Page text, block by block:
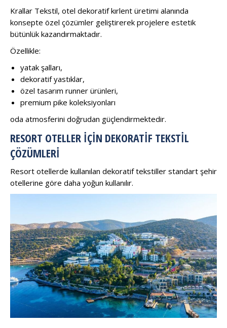
Krallar Tekstil, otel dekoratif kırlent üretimi alanında
konsepte özel çözümler geliştirerek projelere estetik
bütünlük kazandırmaktadır.
Özellikle:
yatak şalları,
dekoratif yastıklar,
özel tasarım runner ürünleri,
premium pike koleksiyonları
oda atmosferini doğrudan güçlendirmektedir.
RESORT OTELLER İÇIN DEKORATIF TEKSTIL
ÇÖZÜMLERI
Resort otellerde kullanılan dekoratif tekstiller standart şehir
otellerine göre daha yoğun kullanılır.